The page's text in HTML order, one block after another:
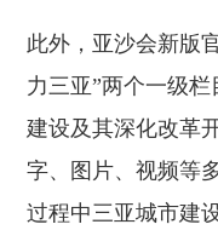
此外，亚沙会新版
力三亚”两个一级
建设及其深化改革
字、图片、视频等
过程中三亚城市建